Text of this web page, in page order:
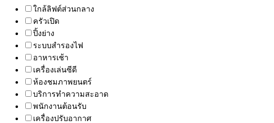
ใกล้ลิฟต์ส่วนกลาง
ครัวเปิด
ปิ้งย่าง
ระบบสำรองไฟ
อาหารเช้า
เครื่องเล่นซีดี
ห้องชมภาพยนตร์
บริการทำความสะอาด
พนักงานต้อนรับ
เครื่องปรับอากาศ